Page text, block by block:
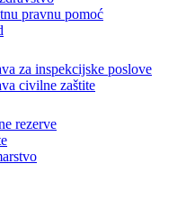
osiguranja
pravnu pomoć
za inspekcijske poslove
civilne zaštite
rezerve